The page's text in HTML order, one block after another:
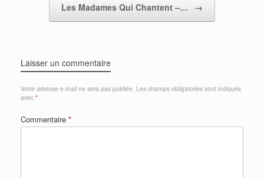
Les Madames Qui Chantent –… →
Laisser un commentaire
Votre adresse e-mail ne sera pas publiée. Les champs obligatoires sont indiqués
avec *
Commentaire *